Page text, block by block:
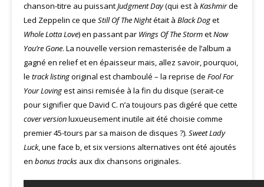
chanson-titre au puissantJudgment Day(qui est à Kashmirde
Led Zeppelin ce que Still Of The Nightétait à Black Doget
Whole Lotta Love) en passant par Wings Of The StormetNow
You’re Gone. La nouvelle version remasterisée de l’album a
gagné en relief et en épaisseur mais, allez savoir, pourquoi,
le track listingoriginal est chamboulé – la reprise de Fool For
Your Lovingest ainsi remisée à la fin du disque (serait-ce
pour signifier que David C. n’a toujours pas digéré que cette
cover versionluxueusement inutile ait été choisie comme
premier 45-tours par sa maison de disques ?). Sweet Lady
Luck, une face b, et six versions alternatives ont été ajoutés
en bonus tracks aux dix chansons originales.